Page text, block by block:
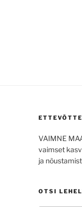
VAIMNE
vaimset
ja
OTSI